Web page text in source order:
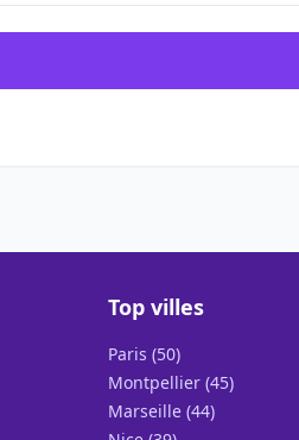
Top villes
Paris (50)
Montpellier (45)
Marseille (44)